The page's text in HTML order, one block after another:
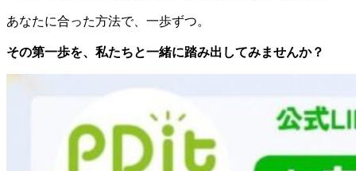
あなたに合った方法で、一歩ずつ。
その第一歩を、私たちと一緒に踏み出してみませんか？